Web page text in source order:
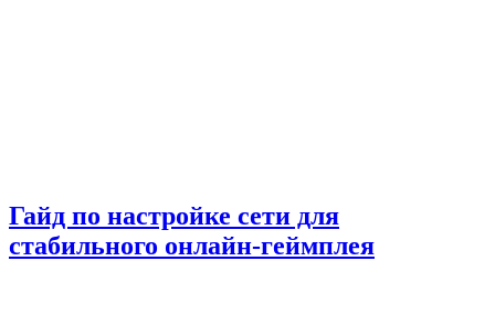
Гайд по настройке сети для
стабильного онлайн-геймплея